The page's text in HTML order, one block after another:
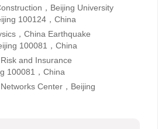
，Beijing University
100124，China
，China Earthquake
100081，China
and Insurance
100081，China
Center，Beijing